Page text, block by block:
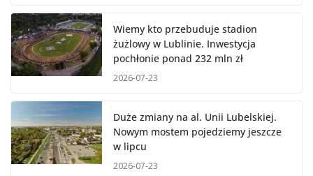
Wiemy kto przebuduje stadion
żużlowy w Lublinie. Inwestycja
pochłonie ponad 232 mln zł
2026-07-23
Duże zmiany na al. Unii Lubelskiej.
Nowym mostem pojedziemy jeszcze
w lipcu
2026-07-23